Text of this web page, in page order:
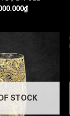
₫
STOCK